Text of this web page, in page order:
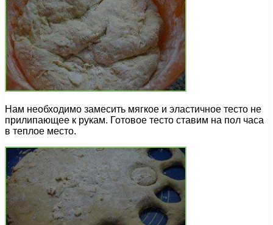
Нам необходимо замесить мягкое и эластичное тесто не
прилипающее к рукам. Готовое тесто ставим на пол часа
в теплое место.